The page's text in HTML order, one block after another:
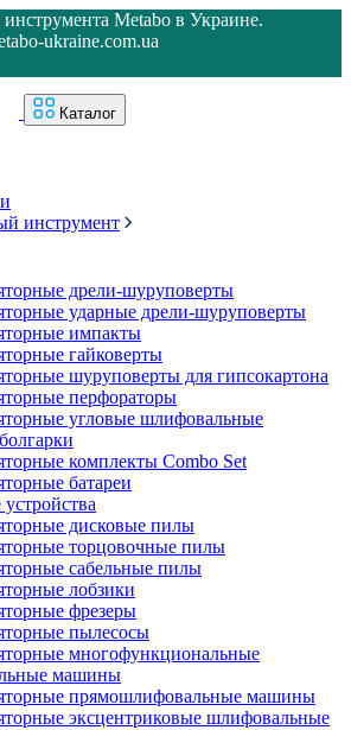
Metabo в Украине.
ukraine.com.ua
Каталог
инструмент
дрели-шуруповерты
ударные дрели-шуруповерты
импакты
гайковерты
шуруповерты для гипсокартона
перфораторы
угловые шлифовальные
комплекты Combo Set
батареи
дисковые пилы
торцовочные пилы
сабельные пилы
лобзики
фрезеры
пылесосы
многофункциональные
машины
прямошлифовальные машины
эксцентриковые шлифовальные